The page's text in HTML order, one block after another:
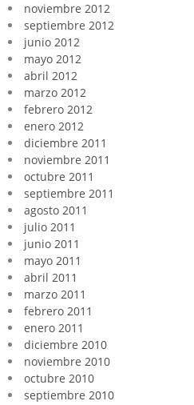
noviembre 2012
septiembre 2012
junio 2012
mayo 2012
abril 2012
marzo 2012
febrero 2012
enero 2012
diciembre 2011
noviembre 2011
octubre 2011
septiembre 2011
agosto 2011
julio 2011
junio 2011
mayo 2011
abril 2011
marzo 2011
febrero 2011
enero 2011
diciembre 2010
noviembre 2010
octubre 2010
septiembre 2010